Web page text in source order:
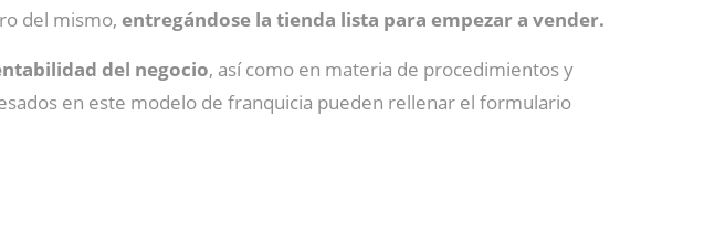
del mismo, entregándose la tienda lista para empezar a vender.
del negocio, así como en materia de procedimientos y
en este modelo de franquicia pueden rellenar el formulario